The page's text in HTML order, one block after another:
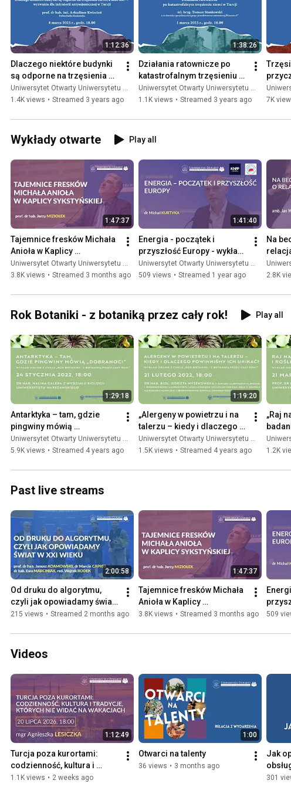
dr. hab. Stanisława Lasockiego z Instytutu Geofizyki Polskiej Akademii Nauk:
pt.: „Katastrofalne trzęsienie ziemi w Turcji i Syrii – dlaczego musimy badać
przez prof. dr. hab. Andrzeja Konona z Wydziału Geologii Uniwersytetu
1:12:36
Dlaczego niektóre budynki
są odporne na trzęsienia
ziemi, a inne nie? - wykład
online
Uniwersytet Otwarty Uniwersytetu Warszawskiego
1.4K views • Streamed 3 years ago
1:38:26
Działania ratownicze po
katastrofalnym trzęsieniu
ziemi w Turcji
Uniwersytet Otwarty Uniwersytetu Warszawskiego
1.1K views • Streamed 3 years ago
7K
Wykłady otwarte Play all
1:47:37
Tajemnice fresków Michała
Anioła w Kaplicy
Sykstyńskiej
Uniwersytet Otwarty Uniwersytetu Warszawskiego
3.8K views • Streamed 3 months ago
1:41:40
Energia - początek i
przyszłość Europy - wykład
UOUW
Uniwersytet Otwarty Uniwersytetu Warszawskiego
509 views • Streamed 1 year ago
Na
2.8K
Rok Botaniki - z botaniką przez cały rok! Play all
1:29:18
Antarktyka – tam, gdzie
pingwiny mówią
„Dobranoc!” - wykład online
Uniwersytet Otwarty Uniwersytetu Warszawskiego
5.9K views • Streamed 4 years ago
1:19:20
„Alergeny w powietrzu i na
talerzu – kiedy i dlaczego
powinniśmy ich unikać?”-
wykład online
Uniwersytet Otwarty Uniwersytetu Warszawskiego
1.5K views • Streamed 4 years ago
„Raj
online
1.2K
Past live streams
2:00:58
Od druku do algorytmu,
czyli jak opowiadamy świat
w XXI wieku
215 views • Streamed 2 months ago
1:47:37
Tajemnice fresków Michała
Anioła w Kaplicy
Sykstyńskiej
3.8K views • Streamed 3 months ago
UOUW
509
Videos
1:12:49
Turcja poza kurortami:
codzienność, kultura i
tradycje, których nie widać
1.1K views • 2 weeks ago
1:00
Otwarci na talenty
36 views • 3 months ago
Jak
301